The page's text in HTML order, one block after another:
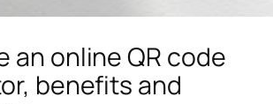
an online QR code
benefits and